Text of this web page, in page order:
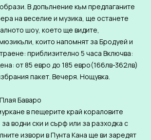
В допълнение към предлаганите
на веселие и музика, ще останете
шоу, което ще видите,
които напомнят за Бродуей и
приблизително 5 часа Включва:
от 85 евро до 185 евро(166лв-362лв)
пакет. Вечеря. Нощувка.
Баваро
в пещерите край кораловите
водни ски и сърф или за разходка с
извори в Пунта Кана ще ви заредят